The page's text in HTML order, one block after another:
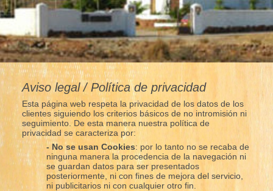
Aviso legal / Política de privacidad
Esta página web respeta la privacidad de los datos de los
clientes siguiendo los criterios básicos de no intromisión ni
seguimiento. De esta manera nuestra política de
privacidad se caracteriza por:
- No se usan Cookies: por lo tanto no se recaba de
ninguna manera la procedencia de la navegación ni
se guardan datos para ser presentados
posteriormente, ni con fines de mejora del servicio,
ni publicitarios ni con cualquier otro fin.